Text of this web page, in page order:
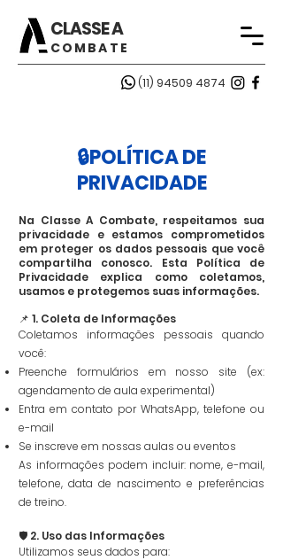
CLASSE A
COMBATE
(11) 94509 4874
🔒POLÍTICA DE
PRIVACIDADE
Na Classe A Combate, respeitamos sua
privacidade e estamos comprometidos
em proteger os dados pessoais que você
compartilha conosco. Esta Política de
Privacidade explica como coletamos,
usamos e protegemos suas informações.
📌 1. Coleta de Informações
Coletamos informações pessoais quando
você:
Preenche formulários em nosso site (ex:
agendamento de aula experimental)
Entra em contato por WhatsApp, telefone ou
e-mail
Se inscreve em nossas aulas ou eventos
As informações podem incluir: nome, e-mail,
telefone, data de nascimento e preferências
de treino.
🛡️ 2. Uso das Informações
Utilizamos seus dados para: